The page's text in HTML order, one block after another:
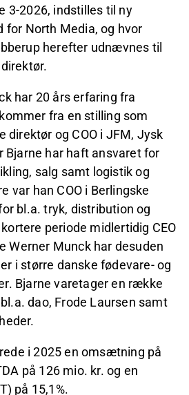
3-2026, indstilles til ny
for North Media, og hvor
herefter udnævnes til
har 20 års erfaring fra
fra en stilling som
direktør og COO i JFM, Jysk
Bjarne har haft ansvaret for
salg samt logistik og
var han COO i Berlingske
bl.a. tryk, distribution og
periode midlertidig CEO
Werner Munck har desuden
i større danske fødevare- og
Bjarne varetager en række
dao, Frode Laursen samt
i 2025 en omsætning på
på 126 mio. kr. og en
på 15,1%.